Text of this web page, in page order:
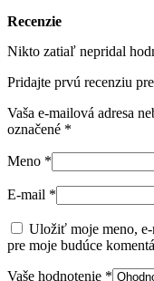
Recenzie
Nikto zatiaľ nepridal
Pridajte prvú recenziu
Vaša e-mailová adresa
označené *
Meno *
E-mail *
Uložiť moje meno,
pre moje budúce
Vaše hodnotenie *